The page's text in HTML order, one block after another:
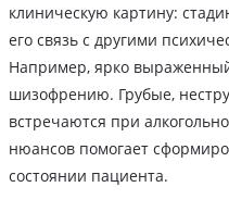
клиническую картину:
его связь с другими
Например, ярко
шизофрению. Грубые,
встречаются при
нюансов помогает
состоянии пациента.